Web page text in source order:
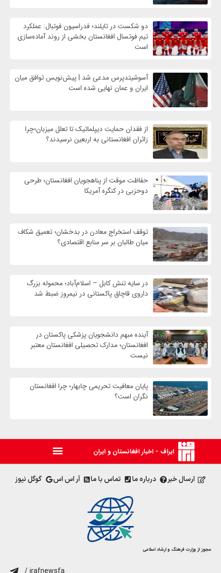
دو شکست در تایلند؛ فدراسیون فوتبال: عملکرد
تیم فوتسال افغانستان بخشی از روند آماده‌سازی
است
آسوشیتدپرس مدعی شد | پیش‌نویس توافق میان
ایران و عمان نهایی شده است
از فقدان حمایت دیپلماتیک تا تعلل میزبان؛چرا
زائران افغانستانی به اربعین نرسیدند؟
حفاظت موقت از پناهجویان افغانستان؛ طرحی
دوحزبی در کنگره آمریکا
توقف استخراج معادن در بدخشان؛ تعمیق شکاف
میان طالبان بر سر منابع اقتصادی؟
در سایه تنش کابل – اسلام‌آباد؛ محموله بزرگ
داروی قاچاق پاکستانی در نیمروز ضبط شد
آینده مبهم دانشجویان پزشکی پاکستان در
افغانستان؛ مدارک تحصیلی افغانستان معتبر
نیست
پایان معافیت تحریمی‌ چابهار؛ چرا افغانستان
نگران است؟
ایراف - اخبار افغانستان و ایران
ارسال خبر درباره ما تماس با ما آر اس اس گوگل نیوز
مجوز از وزارت فرهنگ و ارشاد اسلامی